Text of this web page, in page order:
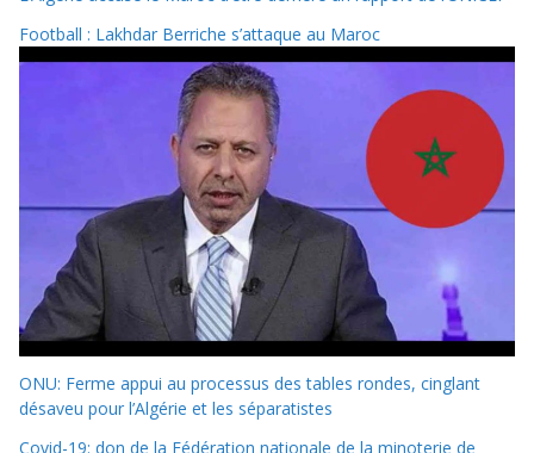
Football : Lakhdar Berriche s’attaque au Maroc
ONU: Ferme appui au processus des tables rondes, cinglant
désaveu pour l’Algérie et les séparatistes
Covid-19: don de la Fédération nationale de la minoterie de